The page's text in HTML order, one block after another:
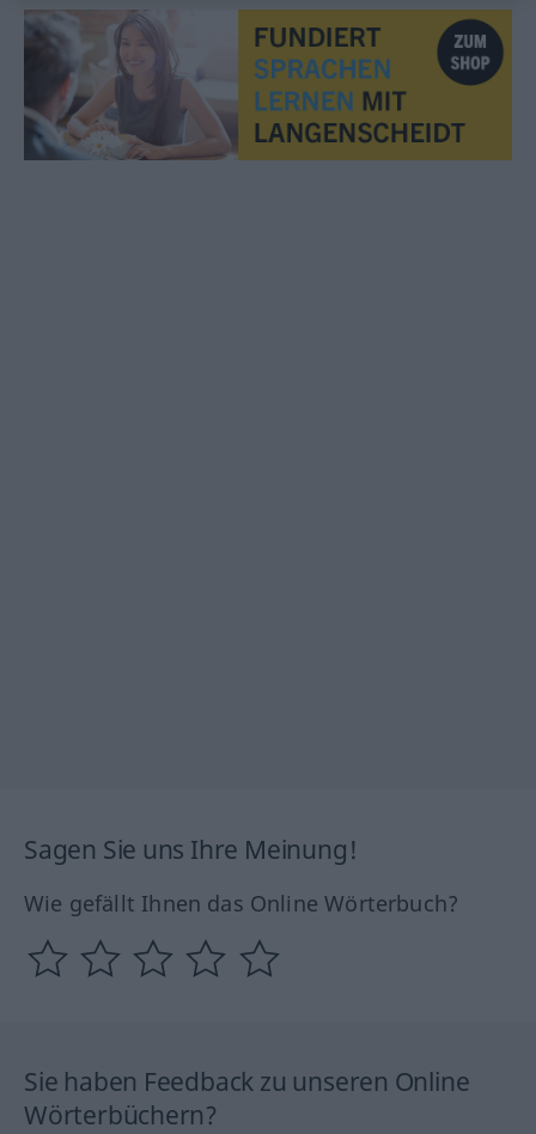
Sagen Sie uns Ihre Meinung!
Wie gefällt Ihnen das Online Wörterbuch?
Sie haben Feedback zu unseren Online
Wörterbüchern?